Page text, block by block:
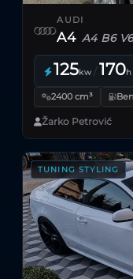
AUDI
A4 A4 B6 V6
125kw /170
2400 cm³
Žarko Petrović
TUNING STYLING